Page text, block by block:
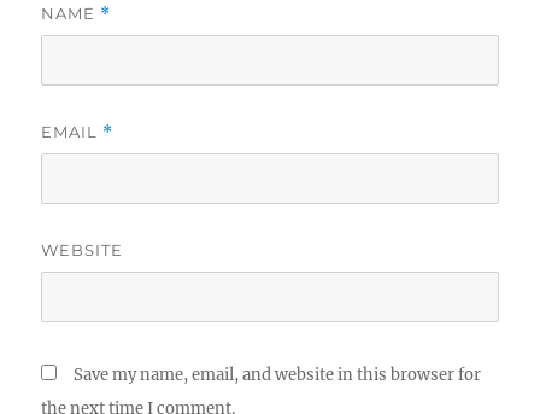
NAME *
EMAIL *
WEBSITE
Save my name, email, and website in this browser for
the next time I comment.